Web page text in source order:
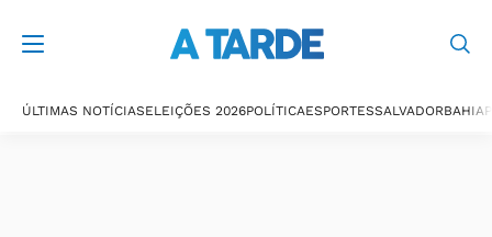
ÚLTIMAS NOTÍCIASELEIÇÕES 2026POLÍTICAESPORTESSALVADORBAHIA